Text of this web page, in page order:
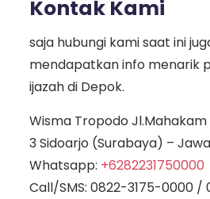
Kontak Kami
saja hubungi kami saat ini
mendapatkan info menarik
ijazah di Depok.
Wisma Tropodo Jl.Mahakam
3 Sidoarjo (Surabaya) –
Whatsapp: +6282231750000
Call/SMS: 0822-3175-0000/